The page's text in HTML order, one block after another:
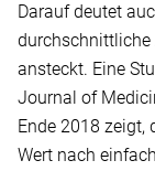
Darauf deutet
durchschnittliche
ansteckt. Eine
Journal of
Ende 2018 zeigt,
Wert nach